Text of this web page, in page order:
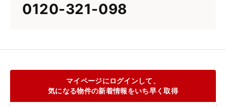
0120-321-098
マイページにログインして、
気になる物件の新着情報をいち早く取得